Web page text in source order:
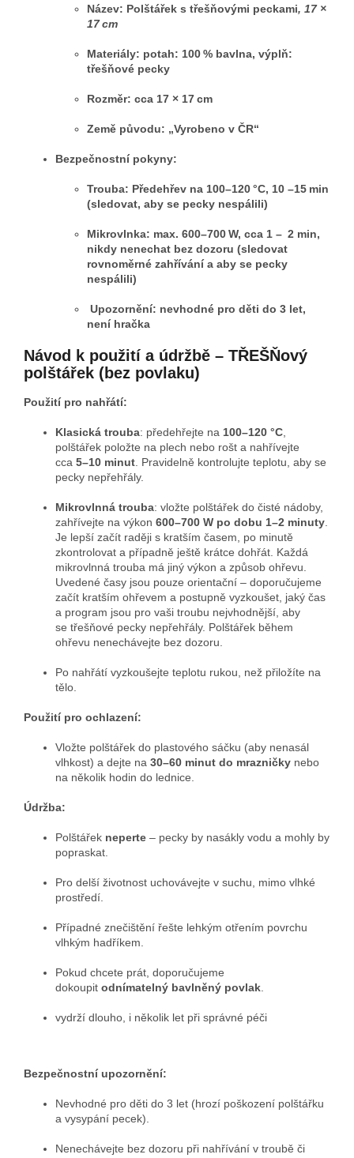
Název: Polštářek s třešňovými peckami, 17 ×
17 cm
Materiály: potah: 100 % bavlna, výplň:
třešňové pecky
Rozměr: cca 17 × 17 cm
Země původu: „Vyrobeno v ČR“
Bezpečnostní pokyny:
Trouba: Předehřev na 100–120 °C, 10 –15 min
(sledovat, aby se pecky nespálili)
Mikrovlnka: max. 600–700 W, cca 1 – 2 min,
nikdy nenechat bez dozoru (sledovat
rovnoměrné zahřívání a aby se pecky
nespálili)
Upozornění: nevhodné pro děti do 3 let,
není hračka
Návod k použití a údržbě – TŘEŠŇový
polštářek (bez povlaku)
Použití pro nahřátí:
Klasická trouba: předehřejte na 100–120 °C
polštářek položte na plech nebo rošt a nahřívejte
cca 5–10 minut . Pravidelně kontrolujte teplotu, aby se
pecky nepřehřály.
Mikrovlnná trouba: vložte polštářek do čisté nádoby,
zahřívejte na výkon 600–700 W po dobu 1–2 minuty
Je lepší začít raději s kratším časem, po minutě
zkontrolovat a případně ještě krátce dohřát. Každá
mikrovlnná trouba má jiný výkon a způsob ohřevu.
Uvedené časy jsou pouze orientační – doporučujeme
začít kratším ohřevem a postupně vyzkoušet, jaký čas
a program jsou pro vaši troubu nejvhodnější, aby
se třešňové pecky nepřehřály. Polštářek během
ohřevu nenechávejte bez dozoru.
Po nahřátí vyzkoušejte teplotu rukou, než přiložíte na
tělo.
Použití pro ochlazení:
Vložte polštářek do plastového sáčku (aby nenasál
vlhkost) a dejte na 30–60 minut do mrazničky nebo
na několik hodin do lednice.
Údržba:
Polštářek neperte – pecky by nasákly vodu a mohly by
popraskat.
Pro delší životnost uchovávejte v suchu, mimo vlhké
prostředí.
Případné znečištění řešte lehkým otřením povrchu
vlhkým hadříkem.
Pokud chcete prát, doporučujeme
dokoupit odnímatelný bavlněný povlak
vydrží dlouho, i několik let při správné péči
Bezpečnostní upozornění:
Nevhodné pro děti do 3 let (hrozí poškození polštářku
a vysypání pecek).
Nenechávejte bez dozoru při nahřívání v troubě či